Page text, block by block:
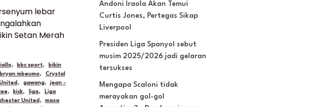
lebar
Setan Merah
, bbc sport,
bikin
bryan mbeumo,
Crystal
, gawang,
jean -
, kick, liga,
Liga
United ,
masa
Andoni Iraola Akan Temui
Curtis Jones, Pertegas Sikap
Liverpool
Presiden Liga Spanyol sebut
musim 2025/2026 jadi gelaran
tersukses
Mengapa Scaloni tidak
merayakan gol-gol